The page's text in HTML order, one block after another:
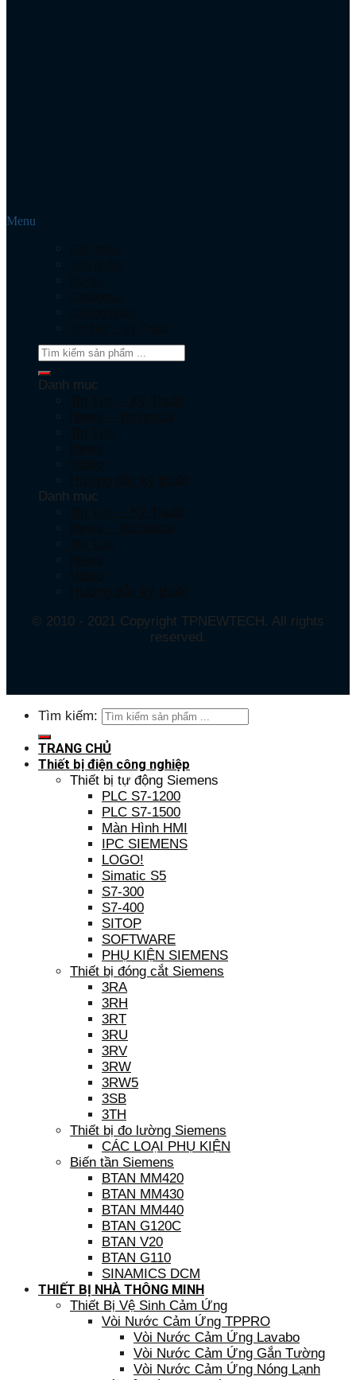
Menu
Danh mục
Danh mục
© 2010 - 2021 Copyright TPNEWTECH. All rights
reserved.
Tìm kiếm:
TRANG CHỦ
Thiết bị điện công nghiệp
Thiết bị tự động Siemens
PLC S7-1200
PLC S7-1500
Màn Hình HMI
IPC SIEMENS
LOGO!
Simatic S5
S7-300
S7-400
SITOP
SOFTWARE
PHỤ KIỆN SIEMENS
Thiết bị đóng cắt Siemens
3RA
3RH
3RT
3RU
3RV
3RW
3RW5
3SB
3TH
Thiết bị đo lường Siemens
CÁC LOẠI PHỤ KIỆN
Biến tần Siemens
BTAN MM420
BTAN MM430
BTAN MM440
BTAN G120C
BTAN V20
BTAN G110
SINAMICS DCM
THIẾT BỊ NHÀ THÔNG MINH
Thiết Bị Vệ Sinh Cảm Ứng
Vòi Nước Cảm Ứng TPPRO
Vòi Nước Cảm Ứng Lavabo
Vòi Nước Cảm Ứng Gắn Tường
Vòi Nước Cảm Ứng Nóng Lạnh